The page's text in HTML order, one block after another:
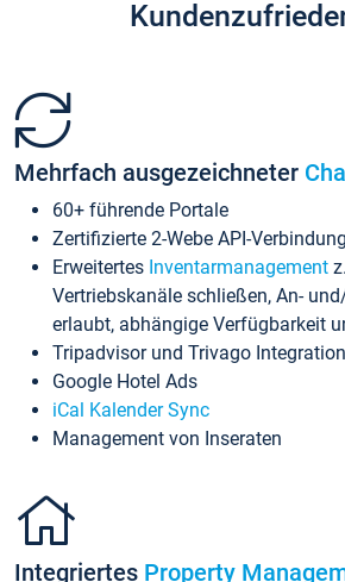
Mehrfach ausgezeichneter
60+ führende Portale
Zertifizierte 2-Webe API-
Erweitertes Inventarmanagement
Vertriebskanäle schließen, An-
erlaubt, abhängige Verfügbarkeit
Tripadvisor und Trivago Integration
Google Hotel Ads
iCal Kalender Sync
Management von Inseraten
Integriertes Property